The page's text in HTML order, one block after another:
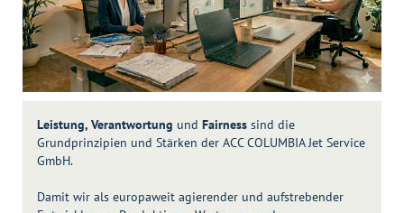
Leistung, Verantwortung und Fairness sind die
Grundprinzipien und Stärken der ACC COLUMBIA Jet Service
GmbH.
Damit wir als europaweit agierender und aufstrebender